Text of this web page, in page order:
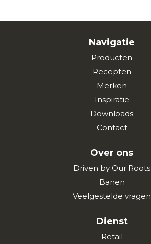
Navigatie
Producten
Recepten
Merken
Inspiratie
Downloads
Contact
Over ons
Driven by Our Roots
Banen
Veelgestelde vragen
Dienst
Retail